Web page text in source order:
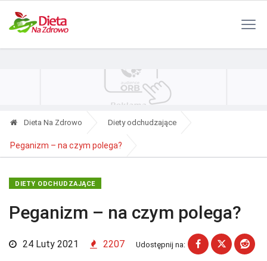
Dieta Na Zdrowo Diety odchudzające
Peganizm – na czym polega?
DIETY ODCHUDZAJĄCE
Peganizm – na czym polega?
24 Luty 2021 2207 Udostępnij na: